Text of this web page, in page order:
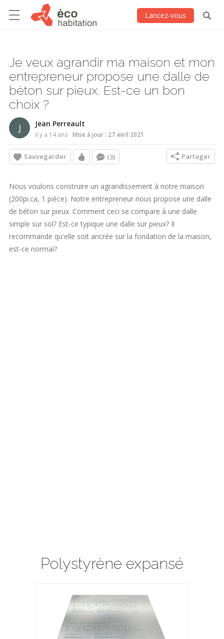
Lancez-vous
Je veux agrandir ma maison et mon
entrepreneur propose une dalle de
béton sur pieux. Est-ce un bon
choix ?
J Jean Perreault
il y a 14 ans Mise à jour : 27 avril 2021
Sauvegarder (3) Partager
Nous voulons construire un agrandissement à notre maison
(200pi.ca, 1 pièce). Notre entrepreneur nous propose une dalle
de béton sur pieux. Comment ceci se compare à une dalle
simple sur sol? Est-ce typique une dalle sur pieux? Il
recommande qu'elle soit ancrée sur la fondation de la maison,
est-ce normal?
Polystyrène expansé